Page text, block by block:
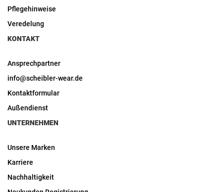
Pflegehinweise
Veredelung
KONTAKT
Ansprechpartner
info@scheibler-wear.de
Kontaktformular
Außendienst
UNTERNEHMEN
Unsere Marken
Karriere
Nachhaltigkeit